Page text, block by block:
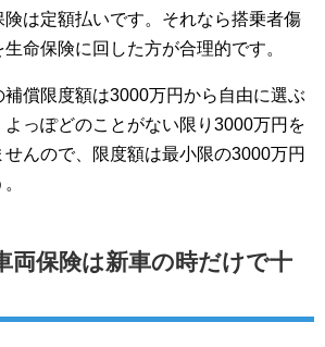
は定額払いです。それなら搭乗者傷
命保険に回した方が合理的です。
補償限度額は3000万円から自由に選ぶ
よっぽどのことがない限り3000万円を
んので、限度額は最小限の3000万円
両保険は新車の時だけで十